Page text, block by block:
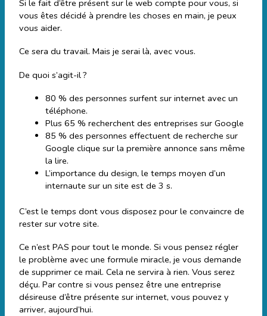
Si le fait d’être présent sur le web compte pour vous, si
vous êtes décidé à prendre les choses en main, je peux
vous aider.
Ce sera du travail. Mais je serai là, avec vous.
De quoi s’agit-il ?
80 % des personnes surfent sur internet avec un
téléphone.
Plus 65 % recherchent des entreprises sur Google
85 % des personnes effectuent de recherche sur
Google clique sur la première annonce sans même
la lire.
L’importance du design, le temps moyen d’un
internaute sur un site est de 3 s.
C’est le temps dont vous disposez pour le convaincre de
rester sur votre site.
Ce n’est PAS pour tout le monde. Si vous pensez régler
le problème avec une formule miracle, je vous demande
de supprimer ce mail. Cela ne servira à rien. Vous serez
déçu. Par contre si vous pensez être une entreprise
désireuse d’être présente sur internet, vous pouvez y
arriver, aujourd’hui.